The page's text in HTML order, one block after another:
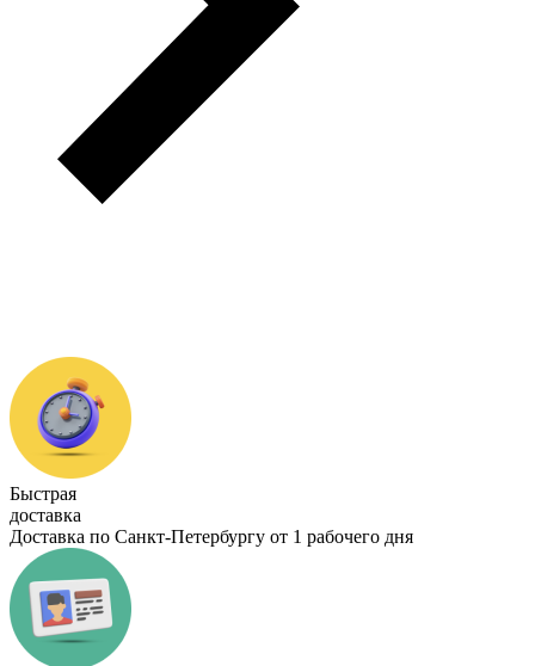
Быстрая
доставка
Доставка по Санкт-Петербургу от 1 рабочего дня